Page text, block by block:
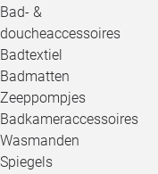
Bad- &
doucheaccessoires
Badtextiel
Badmatten
Zeeppompjes
Badkameraccessoires
Wasmanden
Spiegels